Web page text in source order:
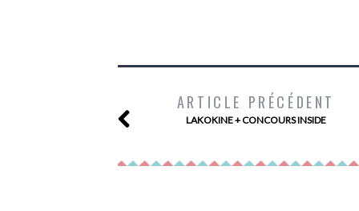
ARTICLE PRÉCÉDENT
LAKOKINE + CONCOURS INSIDE